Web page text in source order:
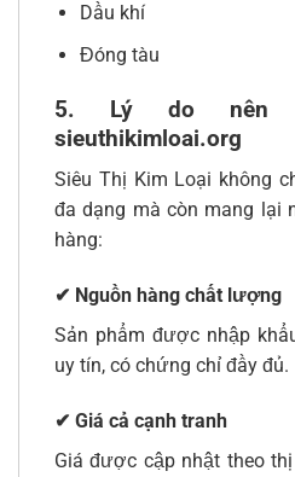
Dầu khí
Đóng tàu
5. Lý do nên
sieuthikimloai.org
Siêu Thị Kim Loại không
đa dạng mà còn mang lại
hàng:
✔ Nguồn hàng chất lượng
Sản phẩm được nhập
uy tín, có chứng chỉ đầy đủ.
✔ Giá cả cạnh tranh
Giá được cập nhật theo